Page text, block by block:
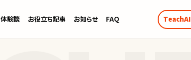
体験談 お役立ち記事 お知らせ FAQ TeachAI